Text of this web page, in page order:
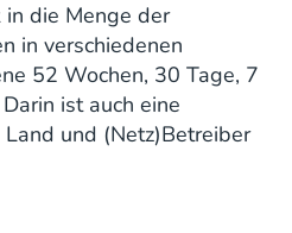
in die Menge der
in verschiedenen
52 Wochen, 30 Tage, 7
ist auch eine
und (Netz)Betreiber